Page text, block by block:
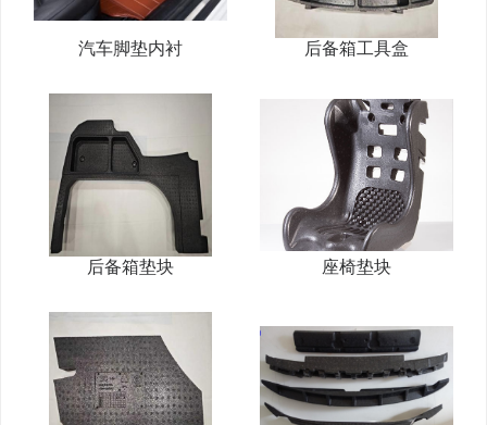
汽车脚垫内衬 后备箱工具盒
后备箱垫块 座椅垫块